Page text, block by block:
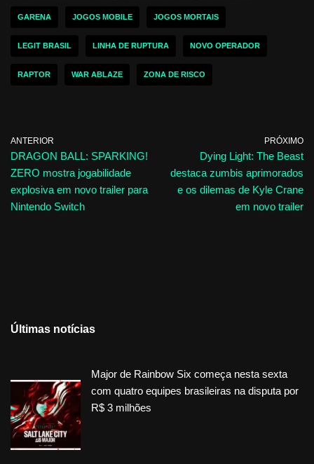
GARENA JOGOS MOBILE JOGOS MORTAIS
LEGIT BRASIL LINHA DE RUPTURA NOVO OPERADOR
RAPTOR WAR ABLAZE ZONA DE RISCO
ANTERIOR
DRAGON BALL: SPARKING!
ZERO mostra jogabilidade
explosiva em novo trailer para
Nintendo Switch
PRÓXIMO
Dying Light: The Beast
destaca zumbis aprimorados
e os dilemas de Kyle Crane
em novo trailer
Últimas notícias
Major de Rainbow Six começa nesta sexta
com quatro equipes brasileiras na disputa por
R$ 3 milhões